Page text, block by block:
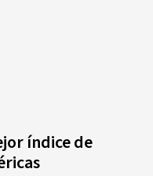
índice de